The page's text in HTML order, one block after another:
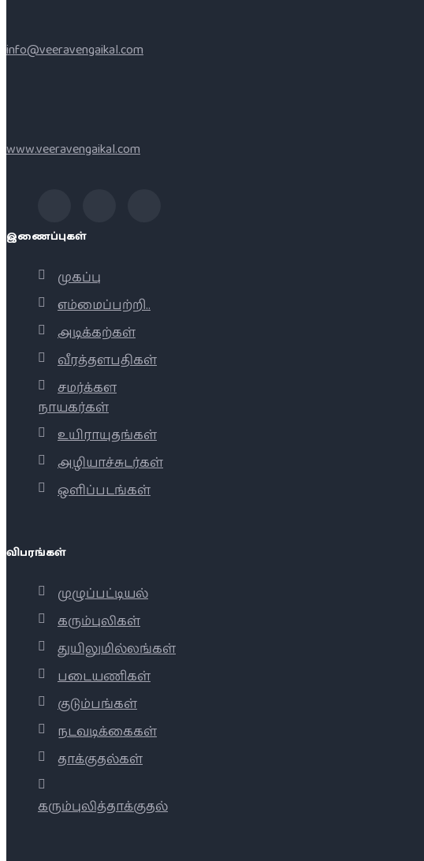
info@veeravengaikal.com
www.veeravengaikal.com
இணைப்புகள்
முகப்பு
எம்மைப்பற்றி..
அடிக்கற்கள்
வீரத்தளபதிகள்
சமர்க்கள
நாயகர்கள்
உயிராயுதங்கள்
அழியாச்சுடர்கள்
ஒளிப்படங்கள்
விபரங்கள்
முழுப்பட்டியல்
கரும்புலிகள்
துயிலுமில்லங்கள்
படையணிகள்
குடும்பங்கள்
நடவடிக்கைகள்
தாக்குதல்கள்
கரும்புலித்தாக்குதல்